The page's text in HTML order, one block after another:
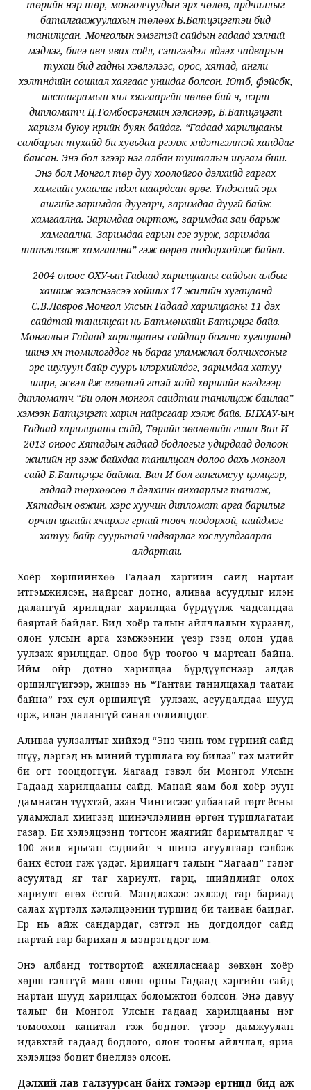
төрийн нэр төр, монголчуудын эрх чөлөө, ардчиллыг
баталгаажуулахын төлөөх Б.Батцэцэгтэй бид
танилцсан. Монголын эмэгтэй сайдын гадаад хэлний
мэдлэг, биеэ авч явах соёл, сэтгэгдэл үлдээх чадварын
тухай бид гадны хэвлэлээс, орос, хятад, англи
хэлтнүүдийн сошиал хаягаас уншдаг болсон. Юүтүүб, фэйсбүүк,
инстаграмын хил хязгааргүйн нөлөө бий ч, нэрт
дипломатч Ц.Гомбосүрэнгийн хэлснээр, Б.Батцэцэгт
харизм буюу нүүрийн буян байдаг. “Гадаад харилцааны
салбарын тухайд би хувьдаа үргэлж хүндэтгэлтэй ханддаг
байсан. Энэ бол зүгээр нэг албан тушаалын шугам биш.
Энэ бол Монгол төр дуу хоолойгоо дэлхийд гаргах
хамгийн ухаалаг нүүдэл шаардсан өрөг. Үндэсний эрх
ашгийг заримдаа дуугарч, заримдаа дуугүй байж
хамгаална. Заримдаа ойртож, заримдаа зай барьж
хамгаална. Заримдаа гарын үсэг зурж, заримдаа
татгалзаж хамгаална” гэж өөрөө тодорхойлж байна.
2004 оноос ОХУ-ын Гадаад харилцааны сайдын албыг
хашиж эхэлснээсээ хойших 17 жилийн хугацаанд
С.В.Лавров Монгол Улсын Гадаад харилцааны 11 дэх
сайдтай танилцсан нь Батмөнхийн Батцэцэг байв.
Монголын Гадаад харилцааны сайдаар богино хугацаанд
шинэ хүн томилогддог нь бараг уламжлал болчихсоныг
эрс шулуун байр суурь илэрхийлдэг, заримдаа хатуу
ширүүн, эсвэл ёж егөөтэй үгтэй хойд хөршийн нэгдүгээр
дипломатч “Би олон монгол сайдтай танилцаж байлаа”
хэмээн Батцэцэгт харин найрсгаар хэлж байв. БНХАУ-ын
Гадаад харилцааны сайд, Төрийн зөвлөлийн гишүүн Ван И
2013 оноос Хятадын гадаад бодлогыг удирдаад долоон
жилийн нүүр үзэж байхдаа танилцсан долоо дахь монгол
сайд Б.Батцэцэг байлаа. Ван И бол гангамсуу цэмцгэр,
гадаад төрхөөсөө л дэлхийн анхаарлыг татаж,
Хятадын овжин, хэрсүү хуучин дипломат арга барилыг
орчин цагийн хүчирхэг гүрний товч тодорхой, шийдмэг
хатуу байр суурьтай чадварлаг хослуулдгаараа
алдартай.
Хоёр хөршийнхөө Гадаад хэргийн сайд нартай
итгэмжилсэн, найрсаг дотно, аливаа асуудлыг илэн
далангүй ярилцдаг харилцаа бүрдүүлж чадсандаа
баяртай байдаг. Бид хоёр талын айлчлалын хүрээнд,
олон улсын арга хэмжээний үеэр гээд олон удаа
уулзаж ярилцдаг. Одоо бүр тоогоо ч мартсан байна.
Ийм ойр дотно харилцаа бүрдүүлснээр элдэв
оршилгүйгээр, жишээ нь “Тантай танилцахад таатай
байна” гэх сул оршилгүй уулзаж, асуудалдаа шууд
орж, илэн далангүй санал солилцдог.
Аливаа уулзалтыг хийхэд “Энэ чинь том гүрний сайд
шүү, дэргэд нь миний туршлага юу билээ” гэх мэтийг
би огт тооцдоггүй. Яагаад гэвэл би Монгол Улсын
Гадаад харилцааны сайд. Манай яам бол хоёр зуун
дамнасан түүхтэй, эзэн Чингисээс улбаатай төрт ёсны
уламжлал хийгээд шинэчлэлийн өргөн туршлагатай
газар. Би хэлэлцээнд тогтсон жаягийг баримталдаг ч
100 жил ярьсан сэдвийг ч шинэ агуулгаар сэлбэж
байх ёстой гэж үздэг. Ярилцагч талын “Яагаад” гэдэг
асуултад яг таг хариулт, гарц, шийдлийг олох
хариулт өгөх ёстой. Мэндлэхээс эхлээд гар бариад
салах хүртэлх хэлэлцээний туршид би тайван байдаг.
Ер нь айж сандардаг, сэтгэл нь догдолдог сайд
нартай гар барихад л мэдрэгддэг юм.
Энэ албанд тогтвортой ажилласнаар зөвхөн хоёр
хөрш гэлтгүй маш олон орны Гадаад хэргийн сайд
нартай шууд харилцах боломжтой болсон. Энэ давуу
талыг би Монгол Улсын гадаад харилцааны нэг
томоохон капитал гэж боддог. Үүгээр дамжуулан
идэвхтэй гадаад бодлого, олон тооны айлчлал, яриа
хэлэлцээ бодит биеллээ олсон.
Дэлхий лав галзуурсан байх гэмээр ертөнцөд бид аж